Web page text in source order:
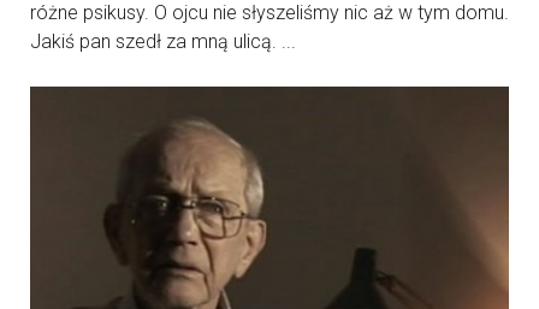
różne psikusy. O ojcu nie słyszeliśmy nic aż w tym domu.
Jakiś pan szedł za mną ulicą. ...